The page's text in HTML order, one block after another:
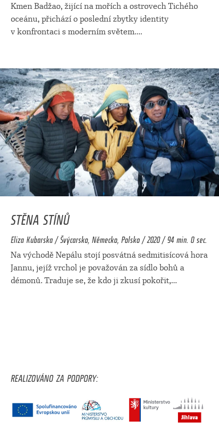
Kmen Badžao, žijící na mořích a ostrovech Tichého
oceánu, přichází o poslední zbytky identity
v konfrontaci s moderním světem....
STĚNA STÍNŮ
Eliza Kubarska / Švýcarsko, Německo, Polsko / 2020 / 94 min. 0 sec.
Na východě Nepálu stojí posvátná sedmitisícová hora
Jannu, jejíž vrchol je považován za sídlo bohů a
démonů. Traduje se, že kdo ji zkusí pokořit,...
REALIZOVÁNO ZA PODPORY: